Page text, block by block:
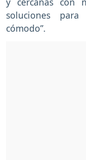
soluciones
cómodo”.